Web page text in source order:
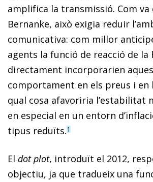
amplifica la transmissió. Com va
Bernanke, això exigia reduir
comunicativa: com millor
agents la funció de reacció de la
directament incorporarien
comportament en els preus i en
qual cosa afavoriria l’estabilitat
en especial en un entorn
tipus reduïts.1
El dot plot, introduït el 2012,
objectiu, ja que tradueix una